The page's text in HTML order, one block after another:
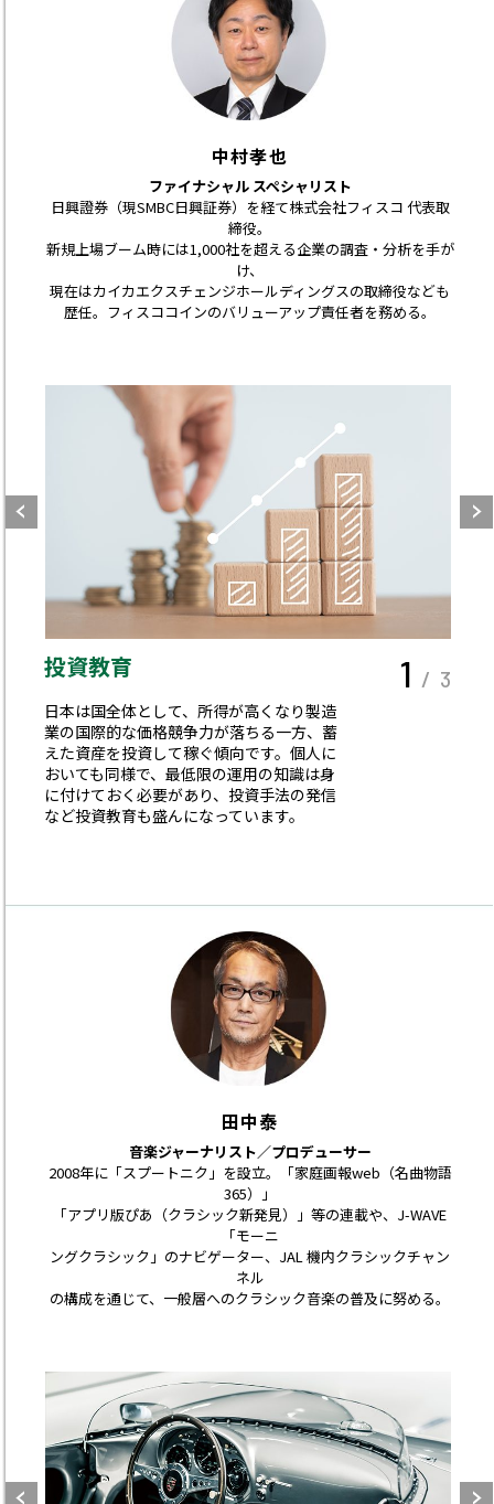
中村孝也
ファイナシャル スペシャリスト
日興證券（現SMBC日興証券）を経て株式会社フィスコ 代表取
締役。
新規上場ブーム時には1,000社を超える企業の調査・分析を手が
け、
現在はカイカエクスチェンジホールディングスの取締役なども
歴任。フィスココインのバリューアップ責任者を務める。
1 / 3
投資教育
日本は国全体として、所得が高くなり製造
業の国際的な価格競争力が落ちる一方、蓄
えた資産を投資して稼ぐ傾向です。個人に
おいても同様で、最低限の運用の知識は身
に付けておく必要があり、投資手法の発信
など投資教育も盛んになっています。
田中泰
音楽ジャーナリスト／プロデューサー
2008年に「スプートニク」を設立。「家庭画報web（名曲物語
365）」
「アプリ版ぴあ（クラシック新発見）」等の連載や、J-WAVE
「モーニ
ングクラシック」のナビゲーター、JAL 機内クラシックチャン
ネル
の構成を通じて、一般層へのクラシック音楽の普及に努める。